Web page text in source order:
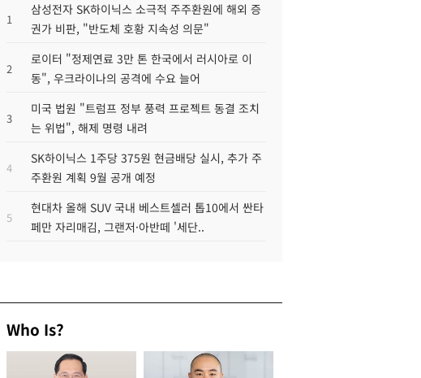
1
삼성전자 SK하이닉스 소극적 주주환원에 해외 증
권가 비판, "반도체 호황 지속성 의문"
2
로이터 "정제연료 3만 톤 한국에서 러시아로 이
동", 우크라이나의 공격에 수요 늘어
3
미국 법원 "트럼프 정부 풍력 프로젝트 동결 조치
는 위법", 해제 명령 내려
4
SK하이닉스 1주당 375원 현금배당 실시, 추가 주
주환원 계획 9월 공개 예정
5
현대차 올해 SUV 국내 베스트셀러 톱10에서 싼타
페만 자리매김, 그랜저·아반떼 '세단..
Who Is?